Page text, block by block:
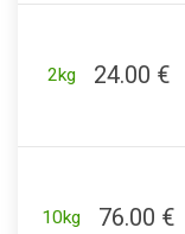
2kg 24.00 €
10kg 76.00 €